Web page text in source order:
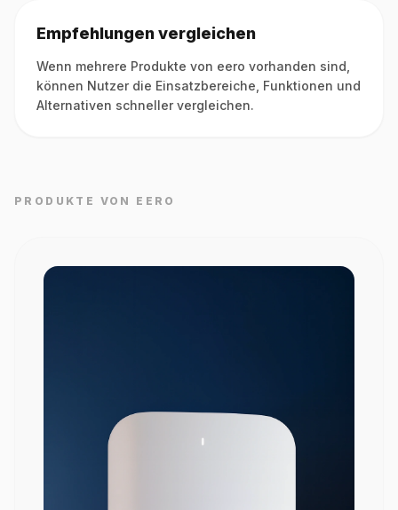
Empfehlungen vergleichen
Wenn mehrere Produkte von eero vorhanden sind,
können Nutzer die Einsatzbereiche, Funktionen und
Alternativen schneller vergleichen.
PRODUKTE VON EERO